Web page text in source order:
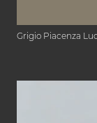
Grigio Piacenza